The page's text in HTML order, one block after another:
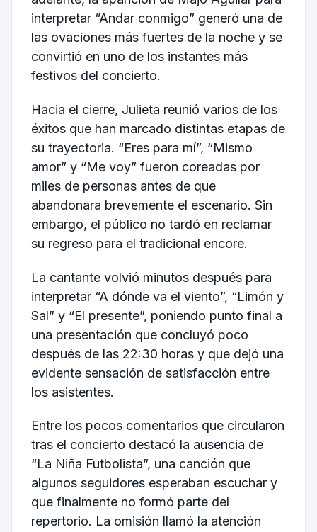
interpretar “Andar conmigo” generó una de
las ovaciones más fuertes de la noche y se
convirtió en uno de los instantes más
festivos del concierto.
Hacia el cierre, Julieta reunió varios de los
éxitos que han marcado distintas etapas de
su trayectoria. “Eres para mí”, “Mismo
amor” y “Me voy” fueron coreadas por
miles de personas antes de que
abandonara brevemente el escenario. Sin
embargo, el público no tardó en reclamar
su regreso para el tradicional encore.
La cantante volvió minutos después para
interpretar “A dónde va el viento”, “Limón y
Sal” y “El presente”, poniendo punto final a
una presentación que concluyó poco
después de las 22:30 horas y que dejó una
evidente sensación de satisfacción entre
los asistentes.
Entre los pocos comentarios que circularon
tras el concierto destacó la ausencia de
“La Niña Futbolista”, una canción que
algunos seguidores esperaban escuchar y
que finalmente no formó parte del
repertorio. La omisión llamó la atención